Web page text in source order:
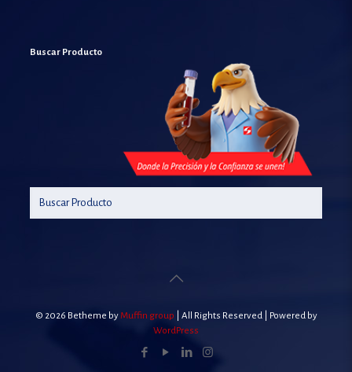
Buscar Producto
© 2026 Betheme byMuffin group | All Rights Reserved | Powered by
WordPress